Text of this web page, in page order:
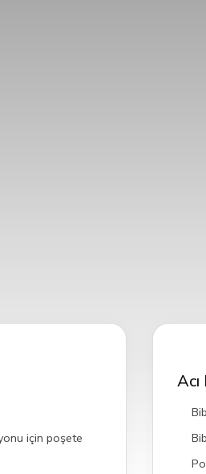
için poşete